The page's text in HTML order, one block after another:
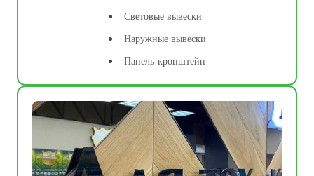
Световые вывески
Наружные вывески
Панель-кронштейн